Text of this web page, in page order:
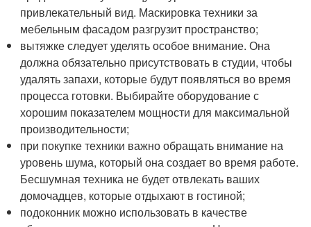
привлекательный вид. Маскировка техники за
мебельным фасадом разгрузит пространство;
вытяжке следует уделять особое внимание. Она
должна обязательно присутствовать в студии, чтобы
удалять запахи, которые будут появляться во время
процесса готовки. Выбирайте оборудование с
хорошим показателем мощности для максимальной
производительности;
при покупке техники важно обращать внимание на
уровень шума, который она создает во время работе.
Бесшумная техника не будет отвлекать ваших
домочадцев, которые отдыхают в гостиной;
подоконник можно использовать в качестве